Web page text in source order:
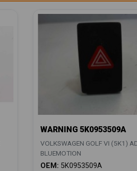
WARNING 5K0953509A
VOLKSWAGEN GOLF VI (5K1)
BLUEMOTION
OEM: 5K0953509A